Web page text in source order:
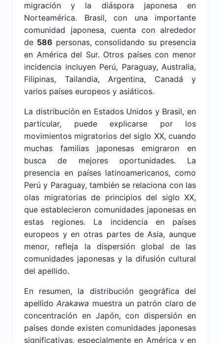
migración y la diáspora japonesa en
Norteamérica. Brasil, con una importante
comunidad japonesa, cuenta con alrededor
de 586 personas, consolidando su presencia
en América del Sur. Otros países con menor
incidencia incluyen Perú, Paraguay, Australia,
Filipinas, Tailandia, Argentina, Canadá y
varios países europeos y asiáticos.
La distribución en Estados Unidos y Brasil, en
particular, puede explicarse por los
movimientos migratorios del siglo XX, cuando
muchas familias japonesas emigraron en
busca de mejores oportunidades. La
presencia en países latinoamericanos, como
Perú y Paraguay, también se relaciona con las
olas migratorias de principios del siglo XX,
que establecieron comunidades japonesas en
estas regiones. La incidencia en países
europeos y en otras partes de Asia, aunque
menor, refleja la dispersión global de las
comunidades japonesas y la difusión cultural
del apellido.
En resumen, la distribución geográfica del
apellidoArakawa muestra un patrón claro de
concentración en Japón, con dispersión en
países donde existen comunidades japonesas
significativas, especialmente en América y en